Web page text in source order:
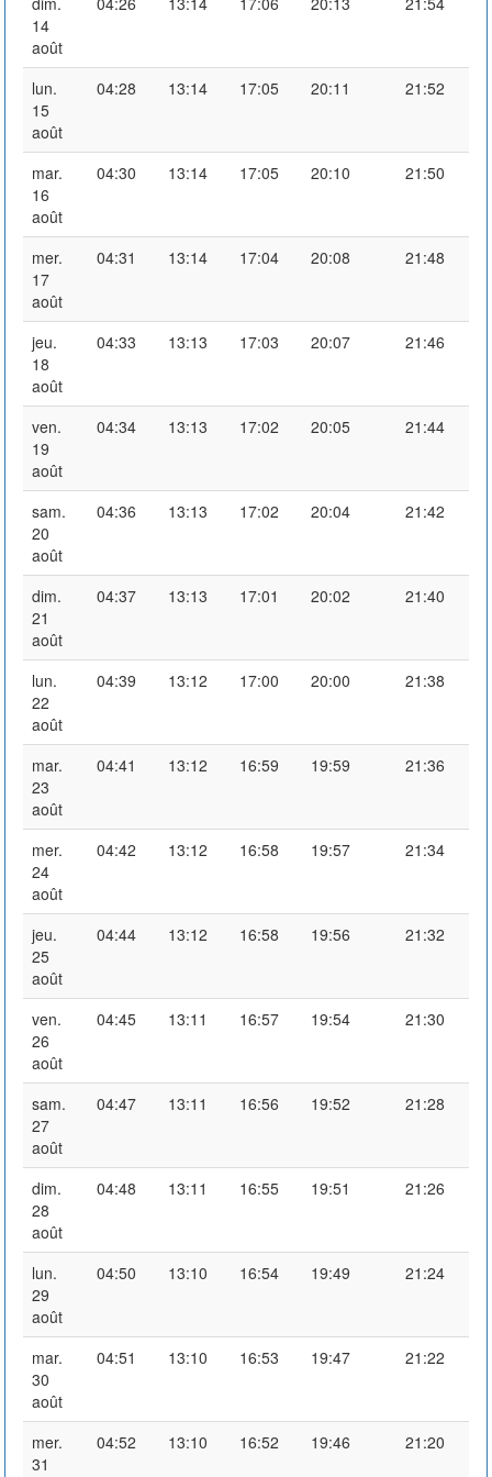
14
août
lun.
15
août
04:28 13:14 17:05 20:11 21:52
mar.
16
août
04:30 13:14 17:05 20:10 21:50
mer.
17
août
04:31 13:14 17:04 20:08 21:48
jeu.
18
août
04:33 13:13 17:03 20:07 21:46
ven.
19
août
04:34 13:13 17:02 20:05 21:44
sam.
20
août
04:36 13:13 17:02 20:04 21:42
dim.
21
août
04:37 13:13 17:01 20:02 21:40
lun.
22
août
04:39 13:12 17:00 20:00 21:38
mar.
23
août
04:41 13:12 16:59 19:59 21:36
mer.
24
août
04:42 13:12 16:58 19:57 21:34
jeu.
25
août
04:44 13:12 16:58 19:56 21:32
ven.
26
août
04:45 13:11 16:57 19:54 21:30
sam.
27
août
04:47 13:11 16:56 19:52 21:28
dim.
28
août
04:48 13:11 16:55 19:51 21:26
lun.
29
août
04:50 13:10 16:54 19:49 21:24
mar.
30
août
04:51 13:10 16:53 19:47 21:22
mer.
31
04:52 13:10 16:52 19:46 21:20